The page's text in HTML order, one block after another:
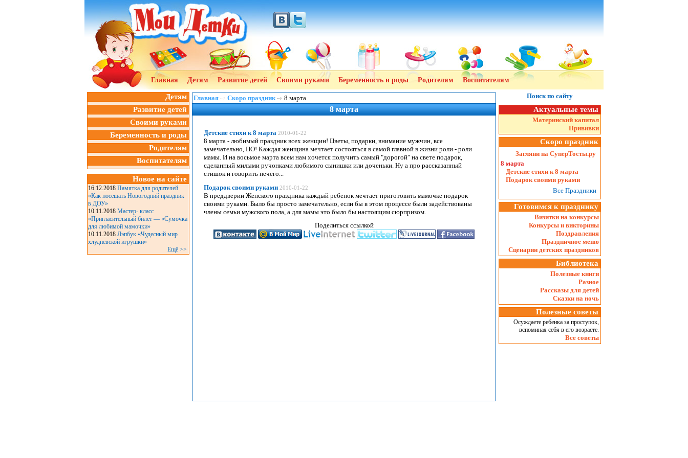
Главная Детям Развитие детей Своими руками Беременность и роды Родителям Воспитателям
Детям
Развитие детей
Своими руками
Беременность и роды
Родителям
Воспитателям
Новое на сайте
16.12.2018 Памятка для родителей
«Как посещать Новогодний праздник
в ДОУ»
10.11.2018 Мастер- класс
«Пригласительный билет — «Сумочка
для любимой мамочки»
10.11.2018 Лэпбук «Чудесный мир
хлудневской игрушки»
Ещё >>
Главная Скоро праздник 8 марта
8 марта
Детские стихи к 8 марта 2010-01-22
8 марта - любимый праздник всех женщин! Цветы, подарки, внимание мужчин, все
замечательно, НО! Каждая женщина мечтает состояться в самой главной в жизни роли - роли
мамы. И на восьмое марта всем нам хочется получить самый "дорогой" на свете подарок,
сделанный милыми ручонками любимого сынишки или доченьки. Ну а про рассказанный
стишок и говорить нечего...
Подарок своими руками 2010-01-22
В преддверии Женского праздника каждый ребенок мечтает приготовить мамочке подарок
своими руками. Было бы просто замечательно, если бы в этом процессе были задействованы
члены семьи мужского пола, а для мамы это было бы настоящим сюрпризом.
Поделиться ссылкой
Поиск по сайту
Актуальные темы
Материнский капитал
Прививки
Скоро праздник
Загляни на СуперТосты.ру
8 марта
Детские стихи к 8 марта
Подарок своими руками
Все Праздники
Готовимся к празднику
Визитки на конкурсы
Конкурсы и викторины
Поздравления
Праздничное меню
Сценарии детских праздников
Библиотека
Полезные книги
Разное
Рассказы для детей
Сказки на ночь
Полезные советы
Осуждаете ребенка за проступок,
вспоминая себя в его возрасте.
Все советы